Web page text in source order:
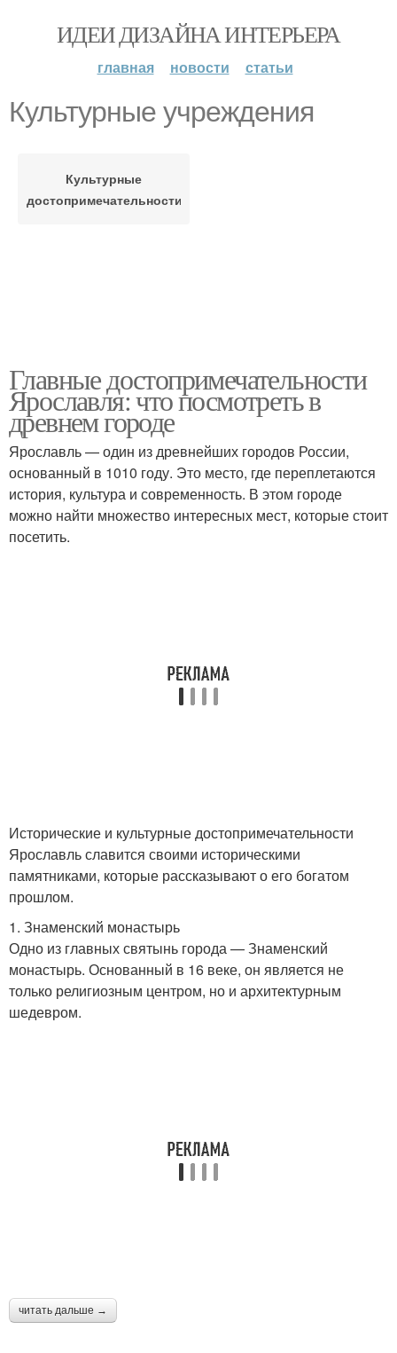
ИДЕИ ДИЗАЙНА ИНТЕРЬЕРА
главная новости статьи
Культурные учреждения
Культурные
достопримечательности
Главные достопримечательности
Ярославля: что посмотреть в
древнем городе
Ярославль — один из древнейших городов России,
основанный в 1010 году. Это место, где переплетаются
история, культура и современность. В этом городе
можно найти множество интересных мест, которые стоит
посетить.
Исторические и культурные достопримечательности
Ярославль славится своими историческими
памятниками, которые рассказывают о его богатом
прошлом.
1. Знаменский монастырь
Одно из главных святынь города — Знаменский
монастырь. Основанный в 16 веке, он является не
только религиозным центром, но и архитектурным
шедевром.
читать дальше →